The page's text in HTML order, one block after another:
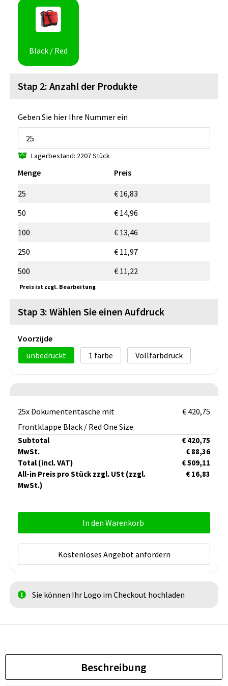
Black / Red
Stap 2: Anzahl der Produkte
Geben Sie hier Ihre Nummer ein
Lagerbestand: 2207 Stück
Menge Preis
25
€ 16,83
50
€ 14,96
100
€ 13,46
250
€ 11,97
500
€ 11,22
Preis ist zzgl. Bearbeitung
Stap 3: Wählen Sie einen Aufdruck
Voorzijde
unbedruckt
1 Vollfarbdruck
25x Dokumententasche mit
Frontklappe Black / Red One Size
€ 420,75
Subtotal
€ 420,75
MwSt.
€ 88,36
Total (incl. VAT)
€ 509,11
All-in Preis pro Stück zzgl. USt (zzgl.
MwSt.)
€ 16,83
In den Warenkorb
Kostenloses Angebot anfordern
Sie können Ihr Logo im Checkout hochladen
Beschreibung